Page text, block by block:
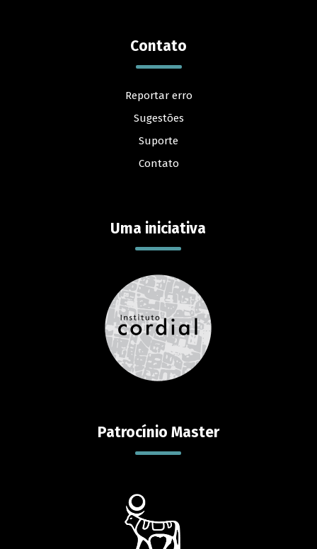
Uma iniciativa
Patrocínio Master
Contato
Reportar erro
Sugestões
Suporte
Contato